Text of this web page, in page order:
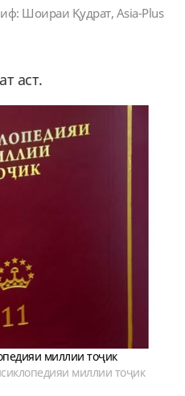
Шоираи Қудрат, Asia-Plus
аст.
миллии тоҷик
миллии тоҷик